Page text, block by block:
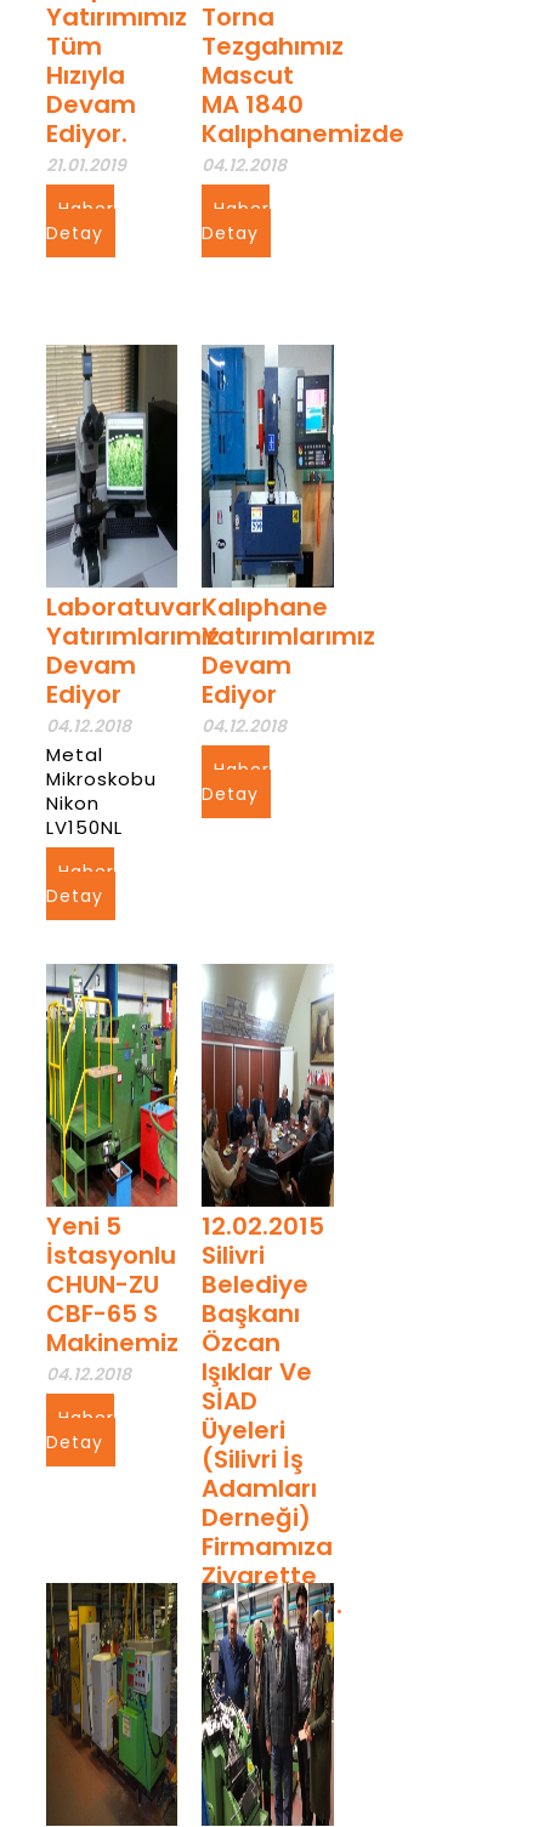
Yatırımımız
Tüm
Hızıyla
Devam
Ediyor.
21.01.2019
Haber
Detay
Torna
Tezgahımız
Mascut
MA 1840
Kalıphanemizde
04.12.2018
Haber
Detay
Laboratuvar
Yatırımlarımız
Devam
Ediyor
04.12.2018
Metal
Mikroskobu
Nikon
LV150NL
Haber
Detay
Kalıphane
Yatırımlarımız
Devam
Ediyor
04.12.2018
Haber
Detay
Yeni 5
İstasyonlu
CHUN-ZU
CBF-65 S
Makinemiz
04.12.2018
Haber
Detay
12.02.2015
Silivri
Belediye
Başkanı
Özcan
Işıklar Ve
SİAD
Üyeleri
(Silivri İş
Adamları
Derneği)
Firmamıza
Ziyarette
Bulundular.
04.12.2018
Haber
Detay